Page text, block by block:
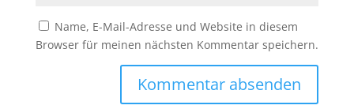
Name, E-Mail-Adresse und Website in diesem
Browser für meinen nächsten Kommentar speichern.